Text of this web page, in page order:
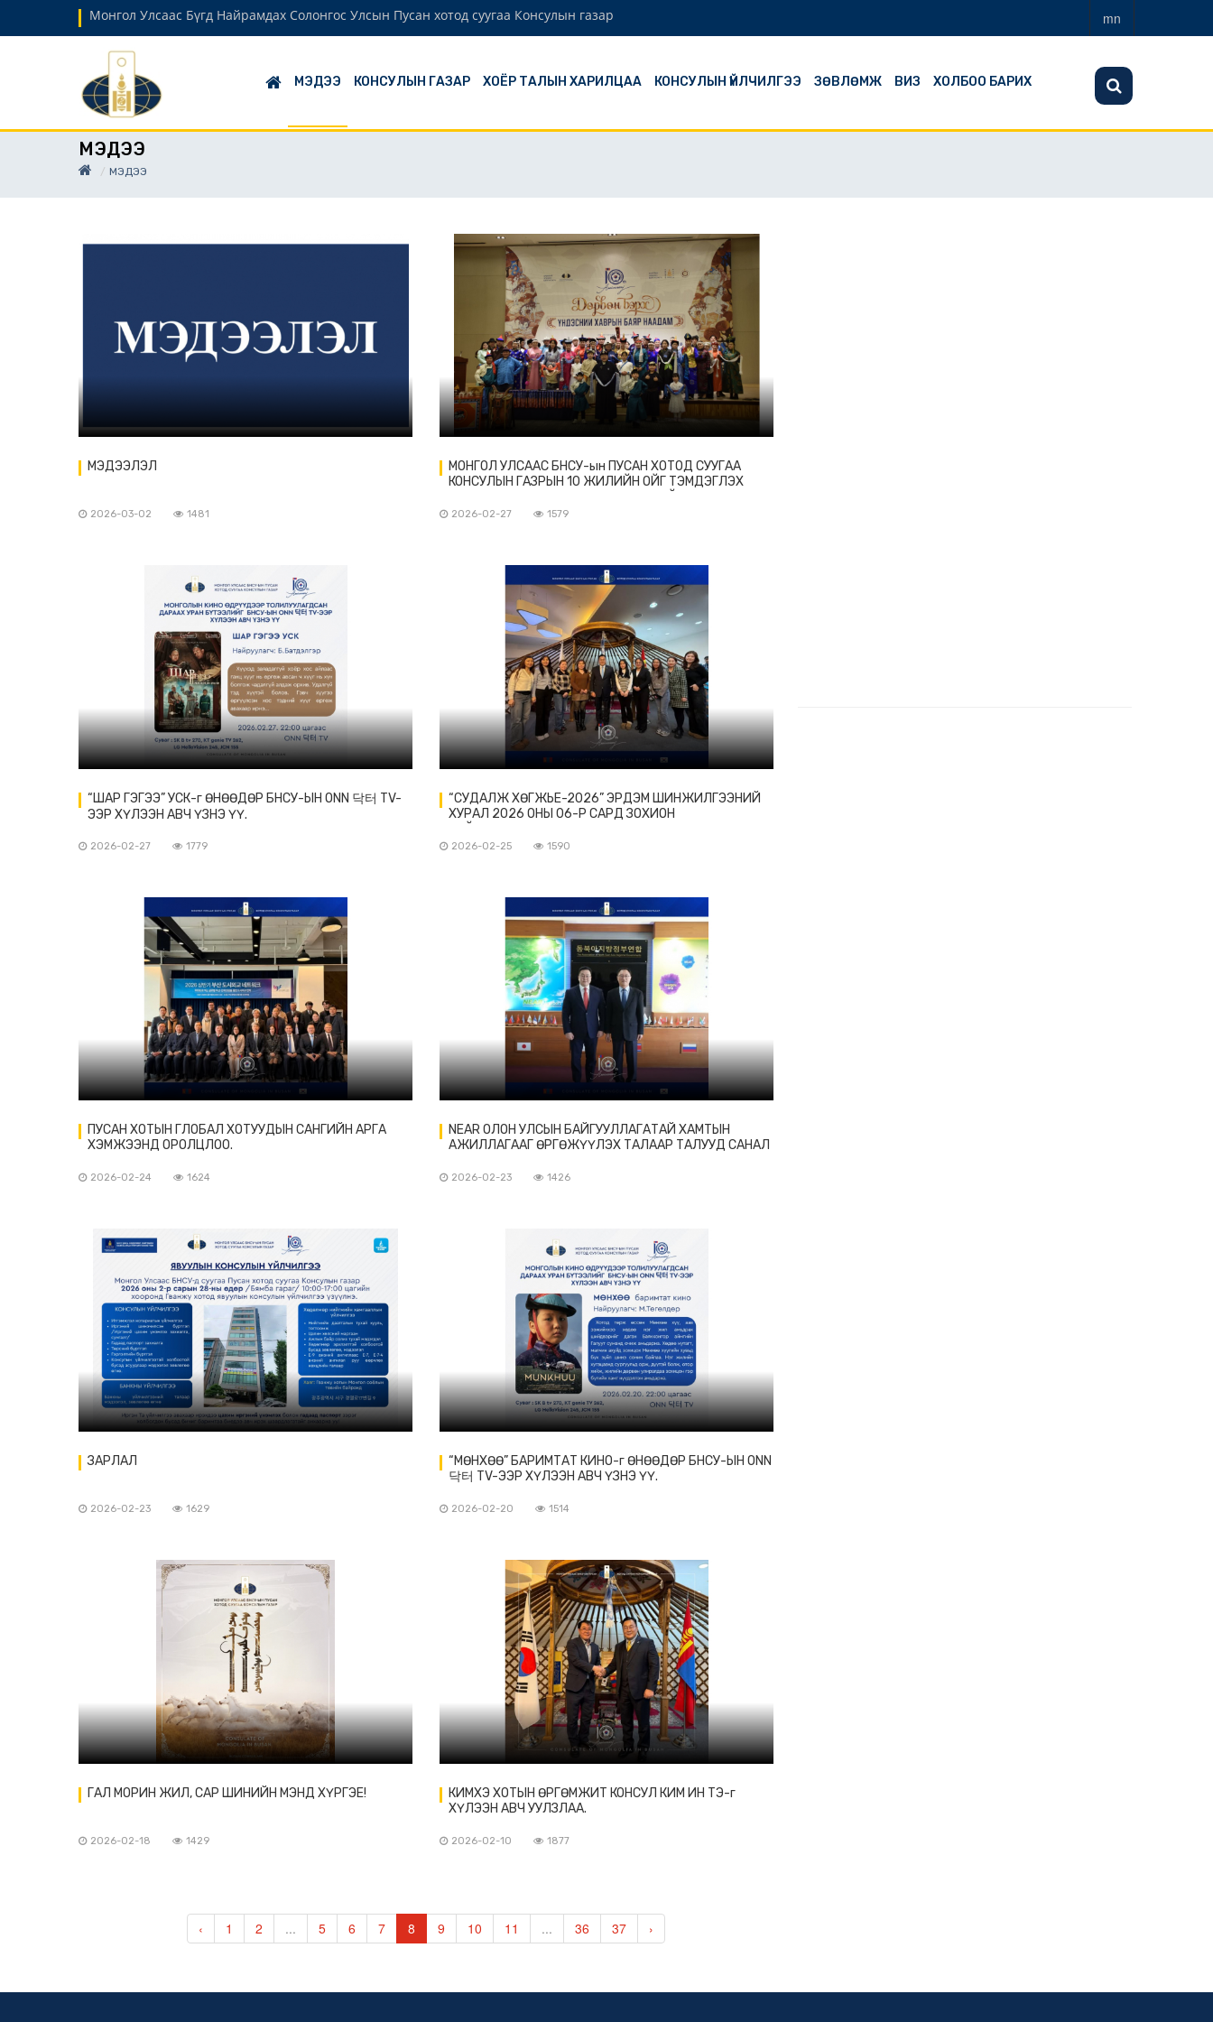
Монгол Улсаас Бүгд Найрамдах Солонгос Улсын Пусан хотод суугаа Консулын газар mn
МЭДЭЭ КОНСУЛЫН ГАЗАР ХОЁР ТАЛЫН ХАРИЛЦАА КОНСУЛЫН ҮЙЛЧИЛГЭЭ ЗӨВЛӨМЖ ВИЗ ХОЛБОО БАРИХ
МЭДЭЭ
МЭДЭЭ
МЭДЭЭЛЭЛ
2026-03-02 1481
МОНГОЛ УЛСААС БНСУ-ын ПУСАН ХОТОД СУУГАА
КОНСУЛЫН ГАЗРЫН 10 ЖИЛИЙН ОЙГ ТЭМДЭГЛЭХ
НААДМЫГ АМЖИЛТТАЙ ЗОХИОН БАЙГУУЛЛАА.
2026-02-27 1579
“ШАР ГЭГЭЭ” УСК-г ӨНӨӨДӨР БНСУ-ЫН ONN 닥터 TV-
ЭЭР ХҮЛЭЭН АВЧ ҮЗНЭ ҮҮ.
2026-02-27 1779
“СУДАЛЖ ХӨГЖЬЕ-2026” ЭРДЭМ ШИНЖИЛГЭЭНИЙ
ХУРАЛ 2026 ОНЫ 06-Р САРД ЗОХИОН
2026-02-25 1590
ПУСАН ХОТЫН ГЛОБАЛ ХОТУУДЫН САНГИЙН АРГА
ХЭМЖЭЭНД ОРОЛЦЛОО.
2026-02-24 1624
NEAR ОЛОН УЛСЫН БАЙГУУЛЛАГАТАЙ ХАМТЫН
АЖИЛЛАГААГ ӨРГӨЖҮҮЛЭХ ТАЛААР ТАЛУУД САНАЛ
2026-02-23 1426
ЗАРЛАЛ
2026-02-23 1629
“МӨНХӨӨ” БАРИМТАТ КИНО-г ӨНӨӨДӨР БНСУ-ЫН ONN
닥터 TV-ЭЭР ХҮЛЭЭН АВЧ ҮЗНЭ ҮҮ.
2026-02-20 1514
ГАЛ МОРИН ЖИЛ, САР ШИНИЙН МЭНД ХҮРГЭЕ!
2026-02-18 1429
КИМХЭ ХОТЫН ӨРГӨМЖИТ КОНСУЛ КИМ ИН ТЭ-г
ХҮЛЭЭН АВЧ УУЛЗЛАА.
2026-02-10 1877
‹ 1 2 ... 5 6 7 8 9 10 11 ... 36 37 ›